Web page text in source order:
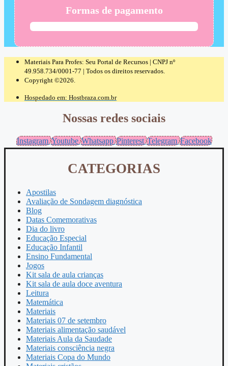
Formas de pagamento
Materiais Para Profes: Seu Portal de Recursos | CNPJ nº
49.958.734/0001-77 | Todos os direitos reservados.
Copyright ©2026.
Hospedado em: Hostbraza.com.br
Nossas redes sociais
Instagram Youtube Whatsapp Pinterest Telegram Facebook
CATEGORIAS
Apostilas
Avaliação de Sondagem diagnóstica
Blog
Datas Comemorativas
Dia do livro
Educação Especial
Educação Infantil
Ensino Fundamental
Jogos
Kit sala de aula crianças
Kit sala de aula doce aventura
Leitura
Matemática
Materiais
Materiais 07 de setembro
Materiais alimentação saudável
Materiais Aula da Saudade
Materiais consciência negra
Materiais Copa do Mundo